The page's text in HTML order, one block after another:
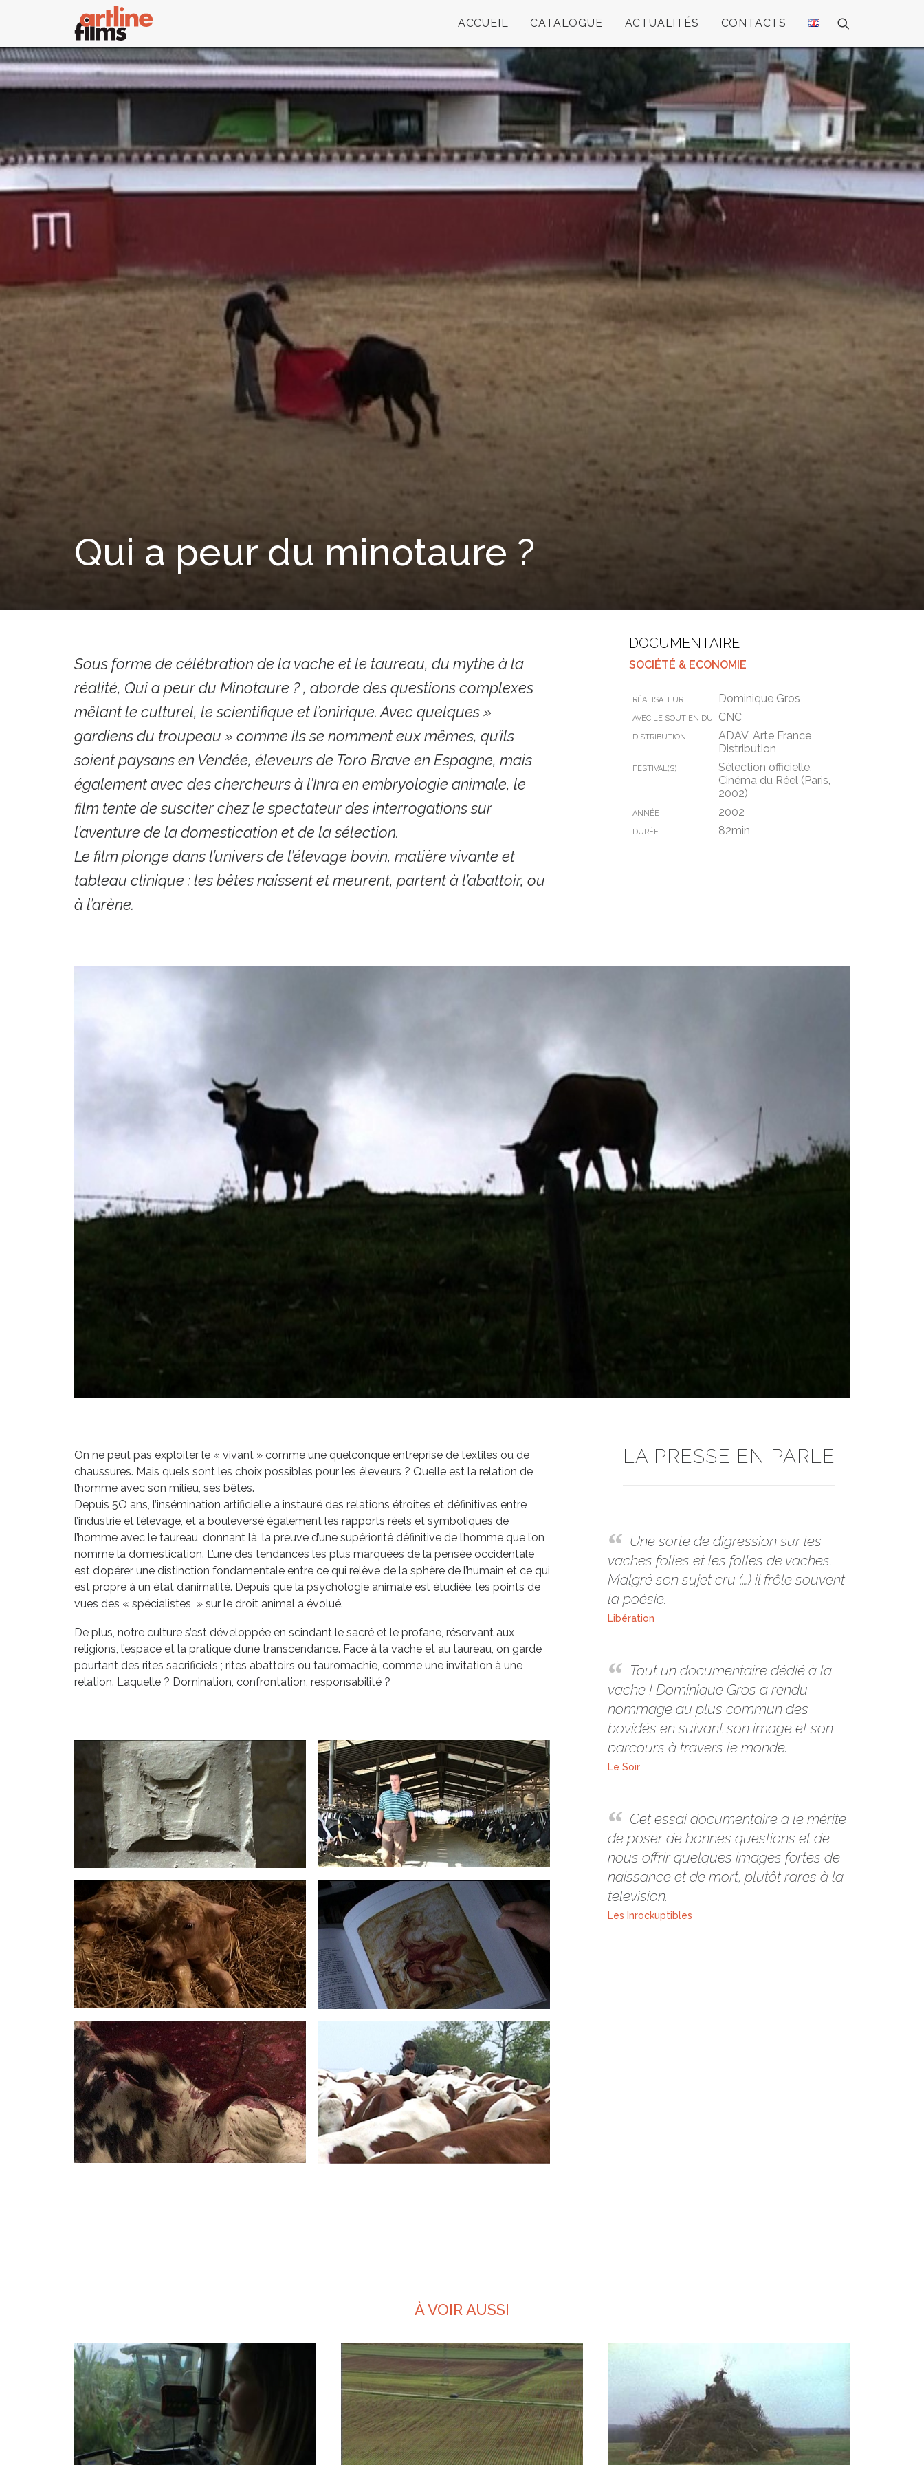
ACCUEIL CATALOGUE ACTUALITÉS CONTACTS
Qui a peur du minotaure ?
Sous forme de célébration de la vache et le taureau, du mythe à la
réalité, Qui a peur du Minotaure ? , aborde des questions complexes
mêlant le culturel, le scientifique et l’onirique. Avec quelques »
gardiens du troupeau » comme ils se nomment eux mêmes, qu’ils
soient paysans en Vendée, éleveurs de Toro Brave en Espagne, mais
également avec des chercheurs à l’Inra en embryologie animale, le
film tente de susciter chez le spectateur des interrogations sur
l’aventure de la domestication et de la sélection.
Le film plonge dans l’univers de l’élevage bovin, matière vivante et
tableau clinique : les bêtes naissent et meurent, partent à l’abattoir, ou
à l’arène.
DOCUMENTAIRE
SOCIÉTÉ & ECONOMIE
RÉALISATEUR Dominique Gros
AVEC LE SOUTIEN DU CNC
DISTRIBUTION
ADAV, Arte France
Distribution
FESTIVAL(S)
Sélection officielle,
Cinéma du Réel (Paris,
2002)
ANNÉE 2002
DURÉE 82min
On ne peut pas exploiter le « vivant » comme une quelconque entreprise de textiles ou de
chaussures. Mais quels sont les choix possibles pour les éleveurs ? Quelle est la relation de
l’homme avec son milieu, ses bêtes.
Depuis 5O ans, l’insémination artificielle a instauré des relations étroites et définitives entre
l’industrie et l’élevage, et a bouleversé également les rapports réels et symboliques de
l’homme avec le taureau, donnant là, la preuve d’une supériorité définitive de l’homme que l’on
nomme la domestication. L’une des tendances les plus marquées de la pensée occidentale
est d’opérer une distinction fondamentale entre ce qui relève de la sphère de l’humain et ce qui
est propre à un état d’animalité. Depuis que la psychologie animale est étudiée, les points de
vues des « spécialistes » sur le droit animal a évolué.
De plus, notre culture s’est développée en scindant le sacré et le profane, réservant aux
religions, l’espace et la pratique d’une transcendance. Face à la vache et au taureau, on garde
pourtant des rites sacrificiels ; rites abattoirs ou tauromachie, comme une invitation à une
relation. Laquelle ? Domination, confrontation, responsabilité ?
LA PRESSE EN PARLE
Une sorte de digression sur les
vaches folles et les folles de vaches.
Malgré son sujet cru (…) il frôle souvent
la poésie.
Libération
Tout un documentaire dédié à la
vache ! Dominique Gros a rendu
hommage au plus commun des
bovidés en suivant son image et son
parcours à travers le monde.
Le Soir
Cet essai documentaire a le mérite
de poser de bonnes questions et de
nous offrir quelques images fortes de
naissance et de mort, plutôt rares à la
télévision.
Les Inrockuptibles
À VOIR AUSSI